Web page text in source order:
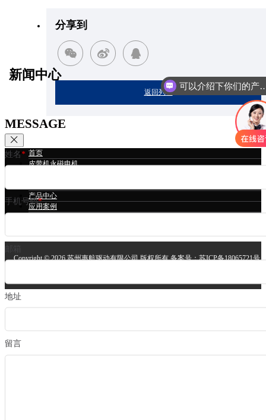
新闻中心
分享到
返回列表
首页
皮带机永磁电机
产品中心
应用案例
Copyright ©2026 苏州惠航驱动有限公司 版权所有 备案号：苏ICP备18065721号
MESSAGE
姓名*
手机号码*
邮箱
地址
留言
可以介绍下你